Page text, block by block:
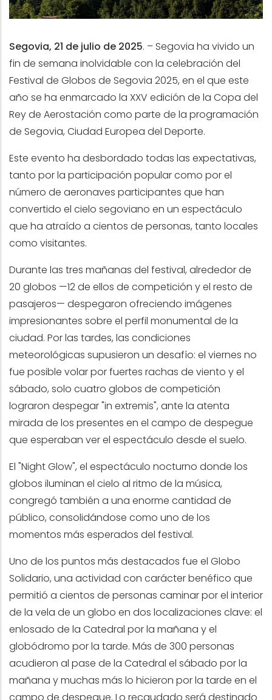
Segovia, 21 de julio de 2025. – Segovia ha vivido un
fin de semana inolvidable con la celebración del
Festival de Globos de Segovia 2025, en el que este
año se ha enmarcado la XXV edición de la Copa del
Rey de Aerostación como parte de la programación
de Segovia, Ciudad Europea del Deporte.
Este evento ha desbordado todas las expectativas,
tanto por la participación popular como por el
número de aeronaves participantes que han
convertido el cielo segoviano en un espectáculo
que ha atraído a cientos de personas, tanto locales
como visitantes.
Durante las tres mañanas del festival, alrededor de
20 globos —12 de ellos de competición y el resto de
pasajeros— despegaron ofreciendo imágenes
impresionantes sobre el perfil monumental de la
ciudad. Por las tardes, las condiciones
meteorológicas supusieron un desafío: el viernes no
fue posible volar por fuertes rachas de viento y el
sábado, solo cuatro globos de competición
lograron despegar "in extremis", ante la atenta
mirada de los presentes en el campo de despegue
que esperaban ver el espectáculo desde el suelo.
El "Night Glow", el espectáculo nocturno donde los
globos iluminan el cielo al ritmo de la música,
congregó también a una enorme cantidad de
público, consolidándose como uno de los
momentos más esperados del festival.
Uno de los puntos más destacados fue el Globo
Solidario, una actividad con carácter benéfico que
permitió a cientos de personas caminar por el interior
de la vela de un globo en dos localizaciones clave: el
enlosado de la Catedral por la mañana y el
globódromo por la tarde. Más de 300 personas
acudieron al pase de la Catedral el sábado por la
mañana y muchas más lo hicieron por la tarde en el